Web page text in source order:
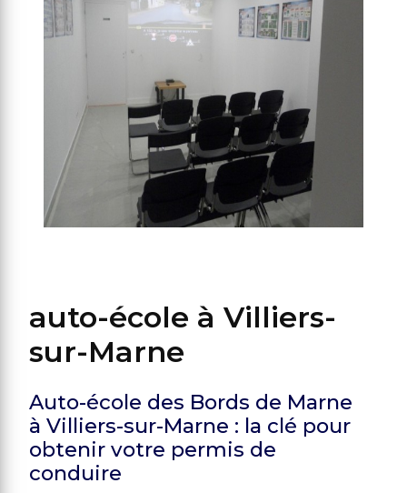
auto-école à Villiers-
sur-Marne
Auto-école des Bords de Marne
à Villiers-sur-Marne : la clé pour
obtenir votre permis de
conduire